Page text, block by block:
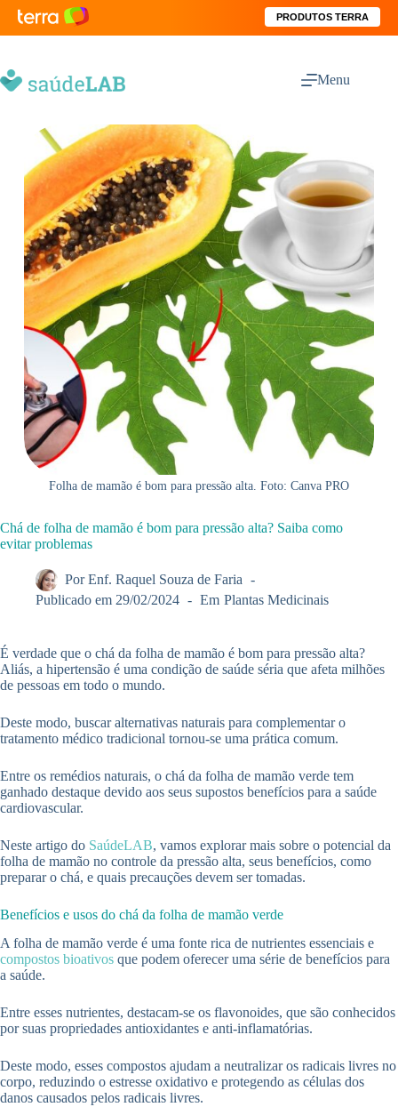
PRODUTOS TERRA
Menu
Folha de mamão é bom para pressão alta. Foto: Canva PRO
Chá de folha de mamão é bom para pressão alta? Saiba como
evitar problemas
Por Enf. Raquel Souza de Faria
Publicado em 29/02/2024 Em Plantas Medicinais
É verdade que o chá da folha de mamão é bom para pressão alta?
Aliás, a hipertensão é uma condição de saúde séria que afeta milhões
de pessoas em todo o mundo.
Deste modo, buscar alternativas naturais para complementar o
tratamento médico tradicional tornou-se uma prática comum.
Entre os remédios naturais, o chá da folha de mamão verde tem
ganhado destaque devido aos seus supostos benefícios para a saúde
cardiovascular.
Neste artigo do SaúdeLAB, vamos explorar mais sobre o potencial da
folha de mamão no controle da pressão alta, seus benefícios, como
preparar o chá, e quais precauções devem ser tomadas.
Benefícios e usos do chá da folha de mamão verde
A folha de mamão verde é uma fonte rica de nutrientes essenciais e
compostos bioativos que podem oferecer uma série de benefícios para
a saúde.
Entre esses nutrientes, destacam-se os flavonoides, que são conhecidos
por suas propriedades antioxidantes e anti-inflamatórias.
Deste modo, esses compostos ajudam a neutralizar os radicais livres no
corpo, reduzindo o estresse oxidativo e protegendo as células dos
danos causados pelos radicais livres.